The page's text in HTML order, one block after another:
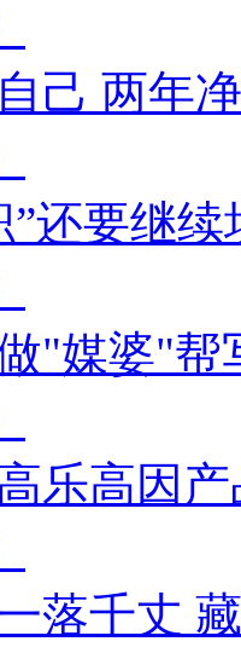
己 两年
”还要继
"媒婆"帮
乐高因
落千丈